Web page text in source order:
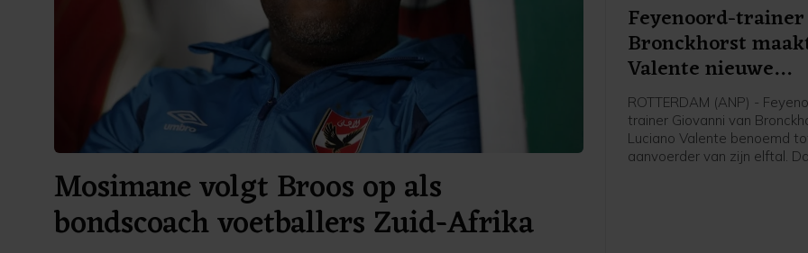
Mosimane volgt Broos op als
bondscoach voetballers Zuid-Afrika
Feyenoord-
Bronckhorst
Valente nieuwe
aanvoerder
ROTTERDAM (ANP) -
trainer Giovanni van
Luciano Valente benoemd
aanvoerder van zijn elftal.